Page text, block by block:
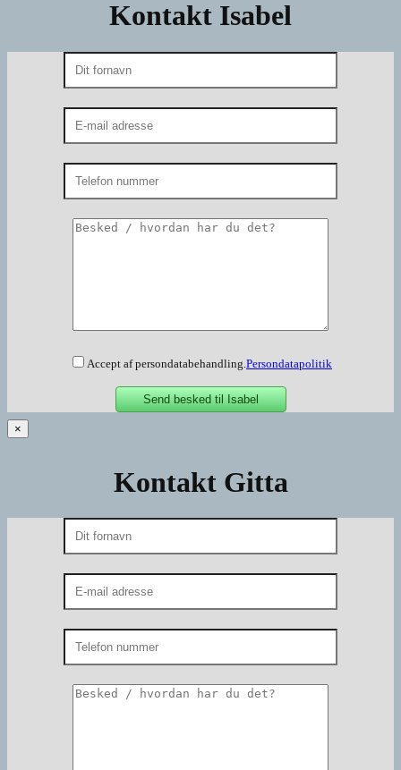
Kontakt Isabel
Accept af persondatabehandling. Persondatapolitik
×
Kontakt Gitta